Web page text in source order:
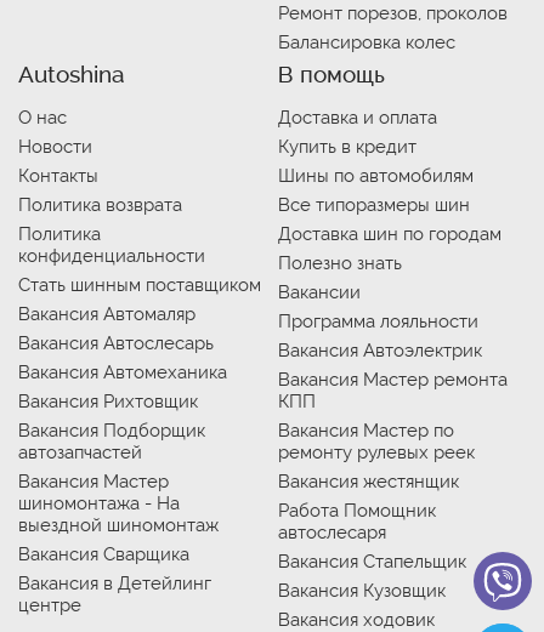
Ремонт порезов, проколов
Балансировка колес
Autoshina
О нас
Новости
Контакты
Политика возврата
Политика
конфиденциальности
Стать шинным поставщиком
Вакансия Автомаляр
Вакансия Автослесарь
Вакансия Автомеханика
Вакансия Рихтовщик
Вакансия Подборщик
автозапчастей
Вакансия Мастер
шиномонтажа - На
выездной шиномонтаж
Вакансия Сварщика
Вакансия в Детейлинг
центре
В помощь
Доставка и оплата
Купить в кредит
Шины по автомобилям
Все типоразмеры шин
Доставка шин по городам
Полезно знать
Вакансии
Программа лояльности
Вакансия Автоэлектрик
Вакансия Мастер ремонта
КПП
Вакансия Мастер по
ремонту рулевых реек
Вакансия жестянщик
Работа Помощник
автослесаря
Вакансия Стапельщик
Вакансия Кузовщик
Вакансия ходовик